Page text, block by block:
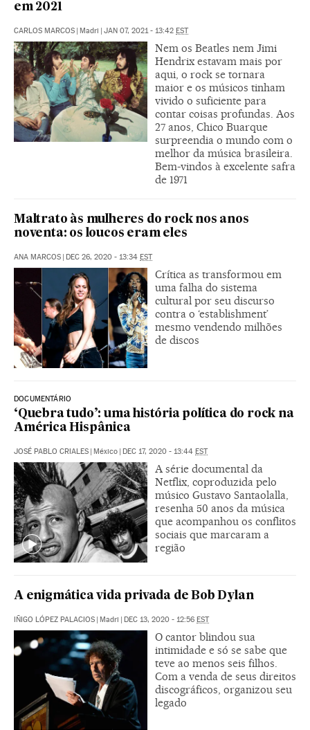
em 2021
CARLOS MARCOS | Madri | JAN 07, 2021 - 13:42 EST
Nem os Beatles nem Jimi
Hendrix estavam mais por
aqui, o rock se tornara
maior e os músicos tinham
vivido o suficiente para
contar coisas profundas. Aos
27 anos, Chico Buarque
surpreendia o mundo com o
melhor da música brasileira.
Bem-vindos à excelente safra
de 1971
Maltrato às mulheres do rock nos anos
noventa: os loucos eram eles
ANA MARCOS | DEC 26, 2020 - 13:34 EST
Crítica as transformou em
uma falha do sistema
cultural por seu discurso
contra o ‘establishment’
mesmo vendendo milhões
de discos
DOCUMENTÁRIO
‘Quebra tudo’: uma história política do rock na
América Hispânica
JOSÉ PABLO CRIALES | México | DEC 17, 2020 - 13:44 EST
A série documental da
Netflix, coproduzida pelo
músico Gustavo Santaolalla,
resenha 50 anos da música
que acompanhou os conflitos
sociais que marcaram a
região
A enigmática vida privada de Bob Dylan
IÑIGO LÓPEZ PALACIOS | Madri | DEC 13, 2020 - 12:56 EST
O cantor blindou sua
intimidade e só se sabe que
teve ao menos seis filhos.
Com a venda de seus direitos
discográficos, organizou seu
legado